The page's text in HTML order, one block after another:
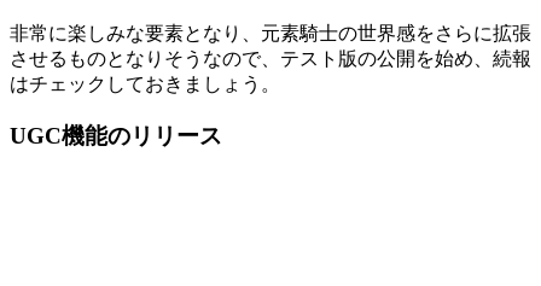
非常に楽しみな要素となり、元素騎士の世界感をさらに拡張
させるものとなりそうなので、テスト版の公開を始め、続報
はチェックしておきましょう。
UGC機能のリリース